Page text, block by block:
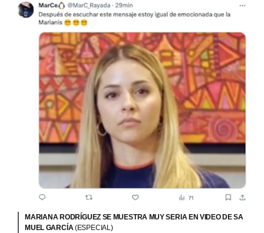
MARIANA RODRÍGUEZ SE MUESTRA MUY SERIA EN VIDEO DE SA
MUEL GARCÍA(ESPECIAL)